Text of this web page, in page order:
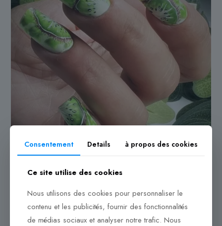
Consentement Details à propos des cookies
Ce site utilise des cookies
Nous utilisons des cookies pour personnaliser le
contenu et les publicités, fournir des fonctionnalités
de médias sociaux et analyser notre trafic. Nous